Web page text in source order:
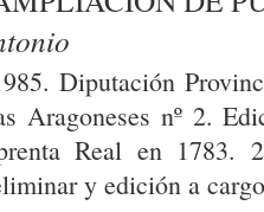
Diputación
Aragoneses nº 2.
Real en 1783.
y edición a